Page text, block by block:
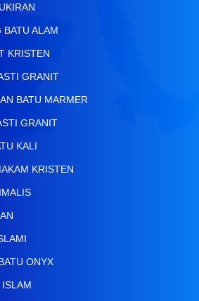
BATU ALAM
KRISTEN
GRANIT
BATU MARMER
GRANIT
KALI
KRISTEN
ONYX